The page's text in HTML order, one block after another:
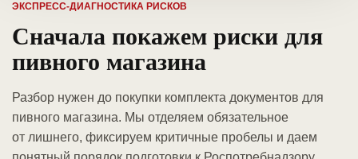
ЭКСПРЕСС-ДИАГНОСТИКА РИСКОВ
Сначала покажем риски для
пивного магазина
Разбор нужен до покупки комплекта документов для
пивного магазина. Мы отделяем обязательное
от лишнего, фиксируем критичные пробелы и даем